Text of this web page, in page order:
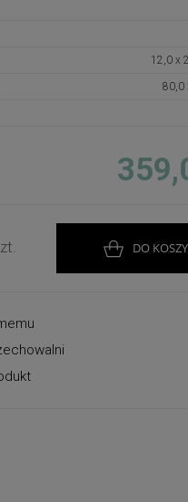
to około
się ustawiona na komodzie,
lub w
Będzie efektownym
eleganckich i
12,0 x
80,0
DO